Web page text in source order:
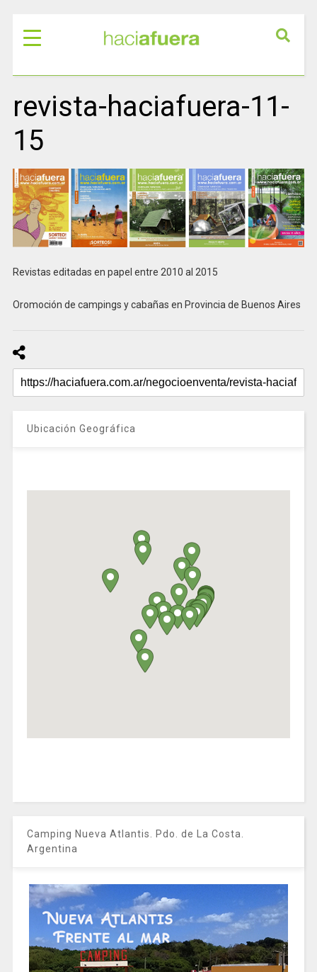
revista-haciafuera-11-
15
Revistas editadas en papel entre 2010 al 2015
Oromoción de campings y cabañas en Provincia de Buenos Aires
Ubicación Geográfica
Camping Nueva Atlantis. Pdo. de La Costa.
Argentina